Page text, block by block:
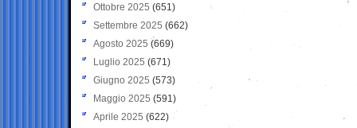
Ottobre 2025 (651)
Settembre 2025 (662)
Agosto 2025 (669)
Luglio 2025 (671)
Giugno 2025 (573)
Maggio 2025 (591)
Aprile 2025 (622)